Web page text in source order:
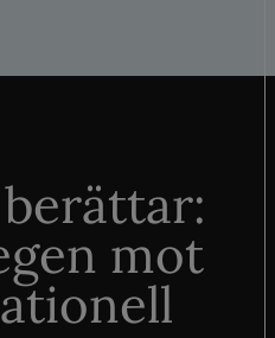
berättar:
mot